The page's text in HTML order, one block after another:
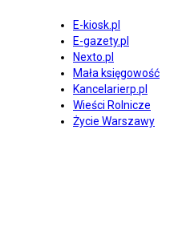
E-kiosk.pl
E-gazety.pl
Nexto.pl
Mała księgowość
Kancelarierp.pl
Wieści Rolnicze
Życie Warszawy